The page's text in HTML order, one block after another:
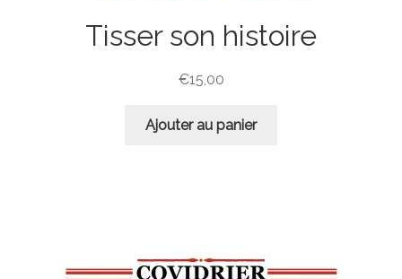
Tisser son histoire
€15,00
Ajouter au panier